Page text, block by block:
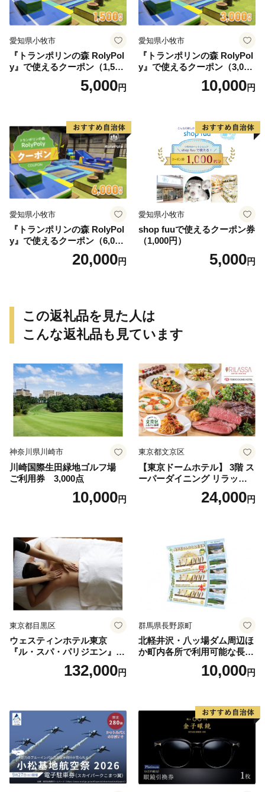
愛知県小牧市
『トランポリンの森 RolyPol
y』で使えるクーポン（1,500
5,000円
愛知県小牧市
『トランポリンの森 RolyPol
y』で使えるクーポン（3,000
10,000円
愛知県小牧市
『トランポリンの森 RolyPol
y』で使えるクーポン（6,000
20,000円
愛知県小牧市
shop fuuで使えるクーポン券
（1,000円）
5,000円
この返礼品を見た人は
こんな返礼品も見ています
神奈川県川崎市
川崎国際生田緑地ゴルフ場
ご利用券 3,000点
10,000円
東京都文京区
【東京ドームホテル】 3階 ス
ーパーダイニング リラッサ
ランチブッフェ お食事券 大
人1名様分 関東 東京 ご利用
24,000円
東京都目黒区
ウェスティンホテル東京
『ル・スパ・パリジエン』選
べるボディセラピー90分/1名
132,000円
群馬県長野原町
北軽井沢・八ッ場ダム周辺ほ
か町内各所で利用可能な長野
原町ふるさと感謝券（3,000
円分）【トラベル 観光 旅行
10,000円